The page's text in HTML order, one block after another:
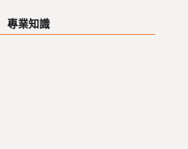
專業知識